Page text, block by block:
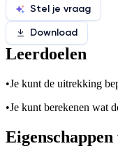
Stel je vraag
Download
Leerdoelen
•Je kunt de uitrekking
•Je kunt berekenen wat